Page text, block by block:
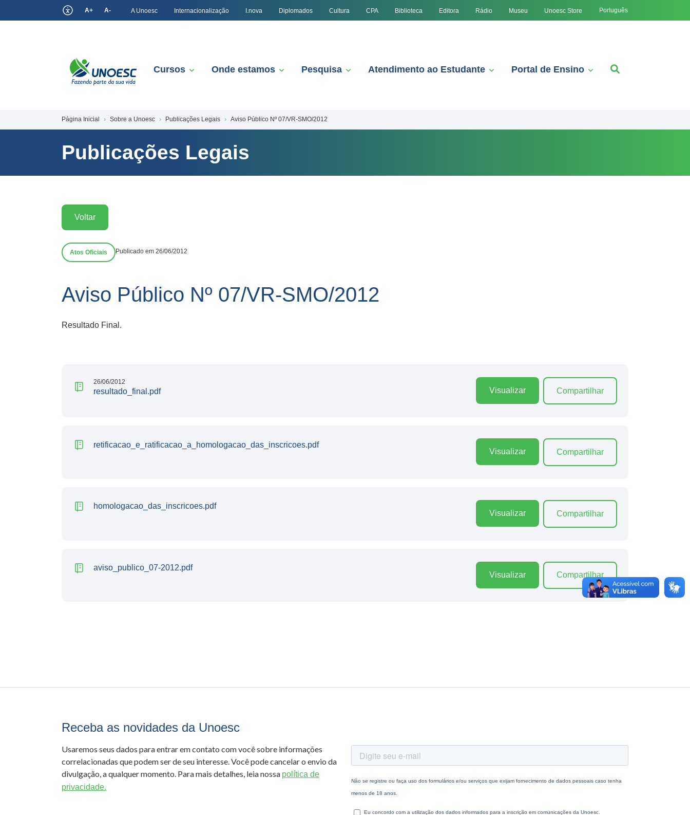
A+ A- A Unoesc Internacionalização I.nova Diplomados Cultura CPA Biblioteca Editora Rádio Museu Unoesc Store Português
Cursos Onde estamos Pesquisa Atendimento ao Estudante Portal de Ensino
Página Inicial Sobre a Unoesc Publicações Legais Aviso Público Nº 07/VR-SMO/2012
Publicações Legais
Voltar
Atos Oficiais Publicado em 26/06/2012
Aviso Público Nº 07/VR-SMO/2012
Resultado Final.
26/06/2012
resultado_final.pdf Visualizar Compartilhar
retificacao_e_ratificacao_a_homologacao_das_inscricoes.pdf
Visualizar Compartilhar
homologacao_das_inscricoes.pdf
Visualizar Compartilhar
aviso_publico_07-2012.pdf
Visualizar Compartilhar
Receba as novidades da Unoesc
Usaremos seus dados para entrar em contato com você sobre informações
correlacionadas que podem ser de seu interesse. Você pode cancelar o envio da
divulgação, a qualquer momento. Para mais detalhes, leia nossa política de
privacidade.